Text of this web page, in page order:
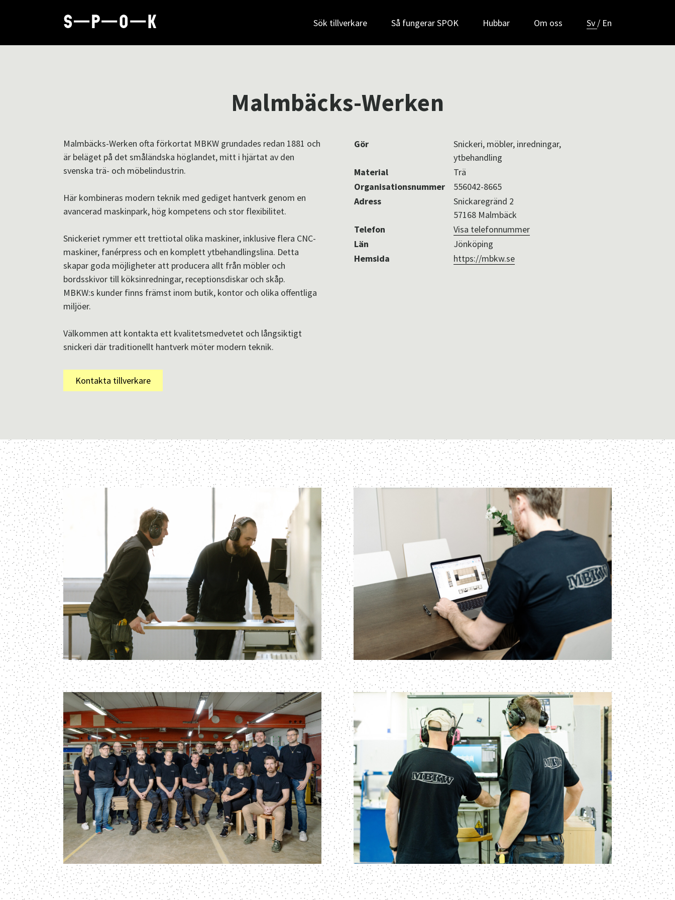
Sök tillverkare Så fungerar SPOK Hubbar Om oss Sv / En
Malmbäcks-Werken
Malmbäcks-Werken ofta förkortat MBKW grundades redan 1881 och
är beläget på det småländska höglandet, mitt i hjärtat av den
svenska trä- och möbelindustrin.
Här kombineras modern teknik med gediget hantverk genom en
avancerad maskinpark, hög kompetens och stor flexibilitet.
Snickeriet rymmer ett trettiotal olika maskiner, inklusive flera CNC-
maskiner, fanérpress och en komplett ytbehandlingslina. Detta
skapar goda möjligheter att producera allt från möbler och
bordsskivor till köksinredningar, receptionsdiskar och skåp.
MBKW:s kunder finns främst inom butik, kontor och olika offentliga
miljöer.
Välkommen att kontakta ett kvalitetsmedvetet och långsiktigt
snickeri där traditionellt hantverk möter modern teknik.
Gör
Snickeri, möbler, inredningar,
ytbehandling
Material
Trä
Organisationsnummer
556042-8665
Adress
Snickaregränd 2
57168 Malmbäck
Telefon
Visa telefonnummer
Län
Jönköping
Hemsida
https://mbkw.se
Kontakta tillverkare